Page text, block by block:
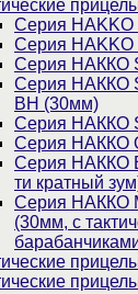
Cерия HAKKO
Серия НAKKO
Серия НАККО
Серия НАККО
BH (30мм)
Серия НАККО
Серия НАККО
Серия НАККО
ти кратный
Серия НАККО
(30мм, c